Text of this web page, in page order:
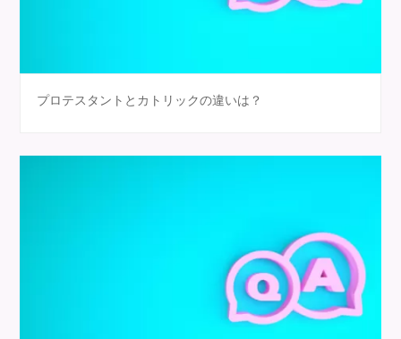
プロテスタントとカトリックの違いは？